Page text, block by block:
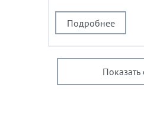
Подробнее